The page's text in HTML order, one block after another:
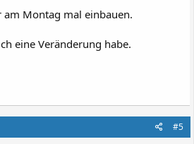
Montag mal einbauen.
eine Veränderung habe.
#5